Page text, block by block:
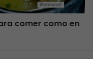
comer como en